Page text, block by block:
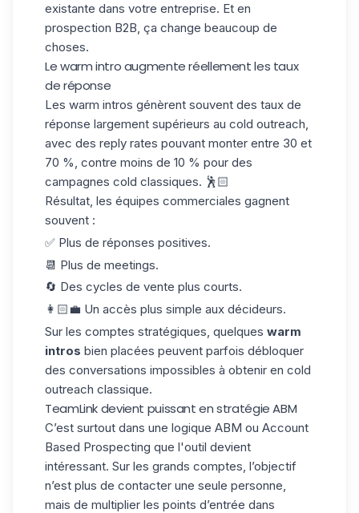
existante dans votre entreprise. Et en
prospection B2B, ça change beaucoup de
choses.
Le warm intro augmente réellement les taux
de réponse
Les warm intros génèrent souvent des taux de
réponse largement supérieurs au cold outreach,
avec des reply rates pouvant monter entre 30 et
70 %, contre moins de 10 % pour des
campagnes cold classiques. 🕺🏻
Résultat, les équipes commerciales gagnent
souvent :
✅ Plus de réponses positives.
📆 Plus de meetings.
🔄 Des cycles de vente plus courts.
👩🏻‍💼 Un accès plus simple aux décideurs.
Sur les comptes stratégiques, quelques warm
intros bien placées peuvent parfois débloquer
des conversations impossibles à obtenir en cold
outreach classique.
TeamLink devient puissant en stratégie ABM
C’est surtout dans une logique ABM ou Account
Based Prospecting que l'outil devient
intéressant. Sur les grands comptes, l’objectif
n’est plus de contacter une seule personne,
mais de multiplier les points d’entrée dans